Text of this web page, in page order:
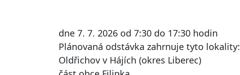
dne 7. 7. 2026 od 7:30 do 17:30 hodin
Plánovaná odstávka zahrnuje tyto lokality:
Oldřichov v Hájích (okres Liberec)